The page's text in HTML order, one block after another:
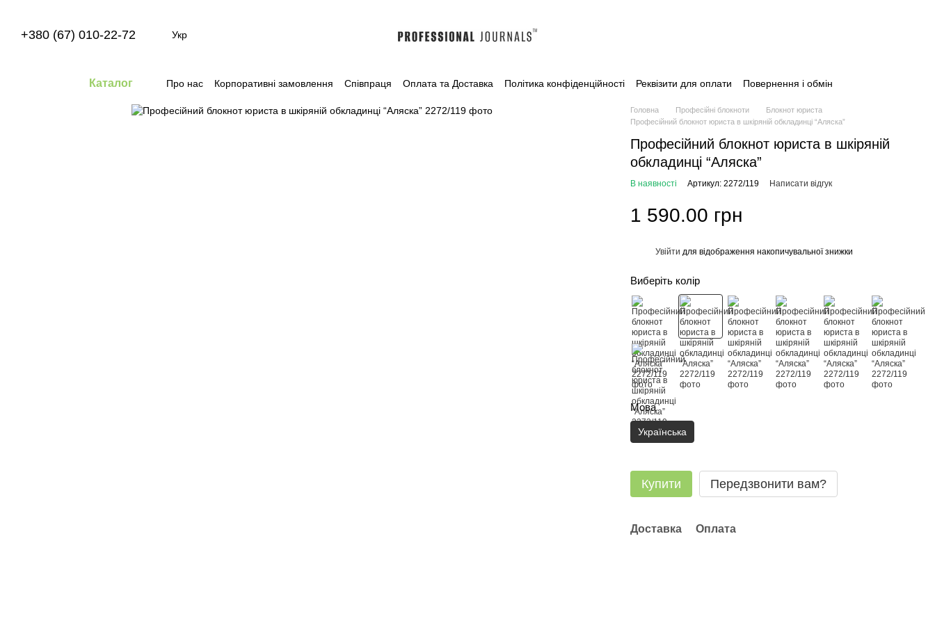
+380 (67) 010-22-72 Укр
Каталог Про нас Корпоративні замовлення Співпраця Оплата та Доставка Політика конфіденційності Реквізити для оплати Повернення і обмін
Головна Професійні блокноти
Блокнот юриста
Професійний блокнот юриста в шкіряній обкладинці “Аляска”
Професійний блокнот юриста в шкіряній
обкладинці “Аляска”
В наявності Артикул: 2272/119 Написати відгук
1 590.00 грн
Увійти для відображення накопичувальної знижки
Виберіть колір
Мова
Українська
Купити Передзвонити вам?
Доставка Оплата